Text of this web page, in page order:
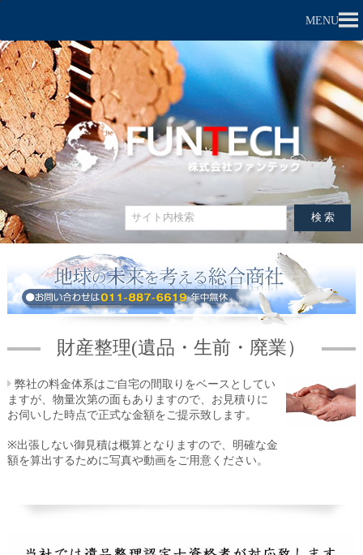
MENU
財産整理(遺品・生前・廃業）
弊社の料金体系はご自宅の間取りをベースとしてい
ますが、物量次第の面もありますので、お見積りに
お伺いした時点で正式な金額をご提示致します。
※出張しない御見積は概算となりますので、明確な金
額を算出するために写真や動画をご用意ください。